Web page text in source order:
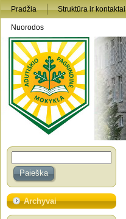
Pradžia Struktūra ir kontaktai
Nuorodos
Archyvai